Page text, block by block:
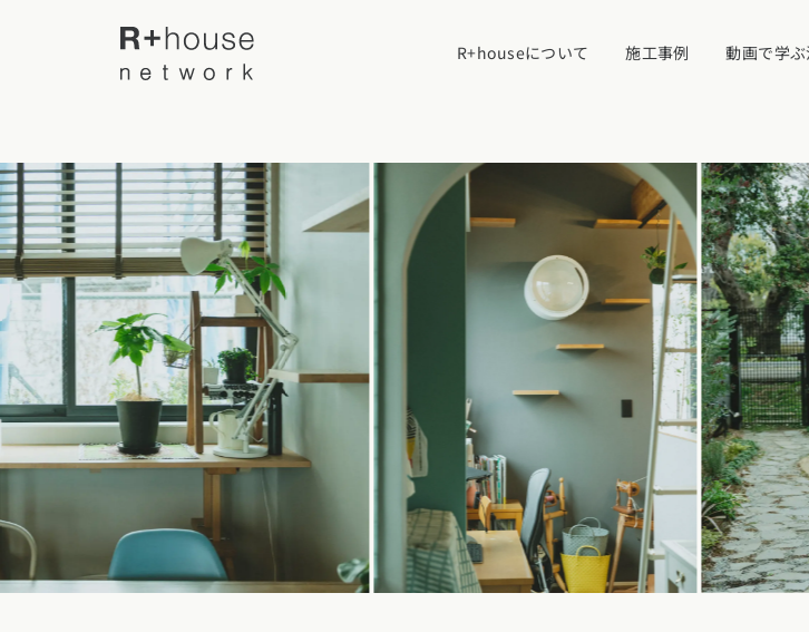
R+houseについて 施工事例 動画で学
R+houseについて
R+houseについて
家づくりの流れ
選べる仕様
コストパフォーマンス
アフターサポート
全国の工務店を探す
岩手県宮城県秋田県 山形県福島県
関東エリア
東京都神奈川県埼玉県 千葉県 茨城県栃木県群馬県
甲信越・北陸エリア
施工事例
施工事例一覧
平屋
2階建て
狭小住宅
【特集】平屋の注文住宅
動画で学ぶ注文住宅
動画で学ぶ注文住宅
家づくりコラム